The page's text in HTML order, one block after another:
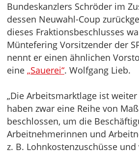
Bundeskanzlers Schröder im
dessen Neuwahl-Coup
dieses Fraktionsbeschlusses
Müntefering Vorsitzender der
nennt er einen ähnlichen
eine „Sauerei“. Wolfgang Lieb.
„Die Arbeitsmarktlage ist
haben zwar eine Reihe von
beschlossen, um die
Arbeitnehmerinnen und
z. B. Lohnkostenzuschüsse